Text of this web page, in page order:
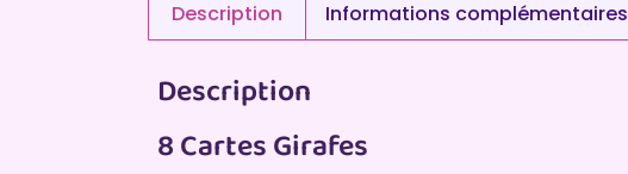
Description Informations complémentaires
Description
8 Cartes Girafes